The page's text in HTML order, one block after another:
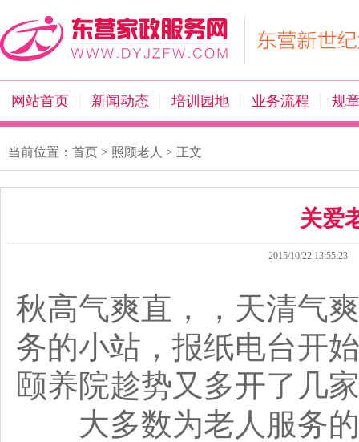
网站首页 新闻动态 培训园地 业务流程 规
当前位置： 首页 > 照顾老人 > 正文
关爱
2015/10/22 13:55:23
秋高气爽直，，天清气
务的小站，报纸电台开
颐养院趁势又多开了几
大多数为老人服务的